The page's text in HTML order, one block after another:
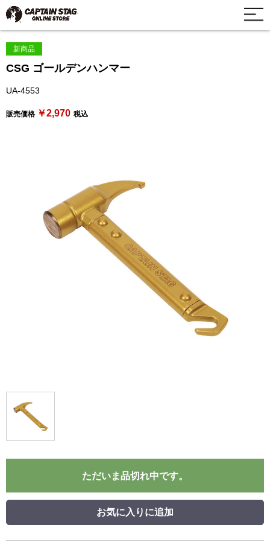
新商品
CSG ゴールデンハンマー
UA-4553
販売価格 ￥2,970 税込
ただいま品切れ中です。
お気に入りに追加